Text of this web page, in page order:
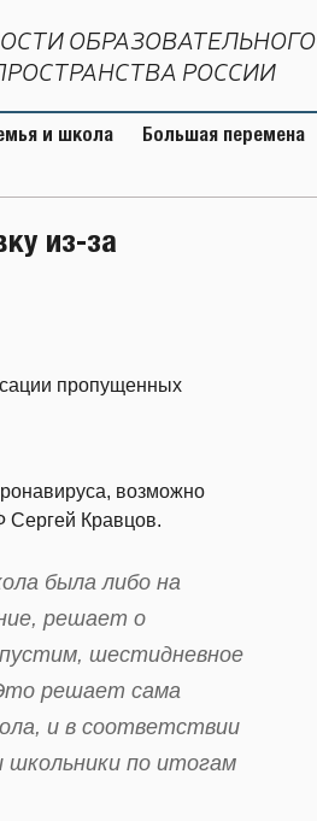
ОБРАЗОВАТЕЛЬНОГО
РОССИИ
и школа Большая перемена
из-за
пропущенных
возможно
Сергей Кравцов.
была либо на
решает о
шестидневное
решает сама
и в соответствии
школьники по итогам